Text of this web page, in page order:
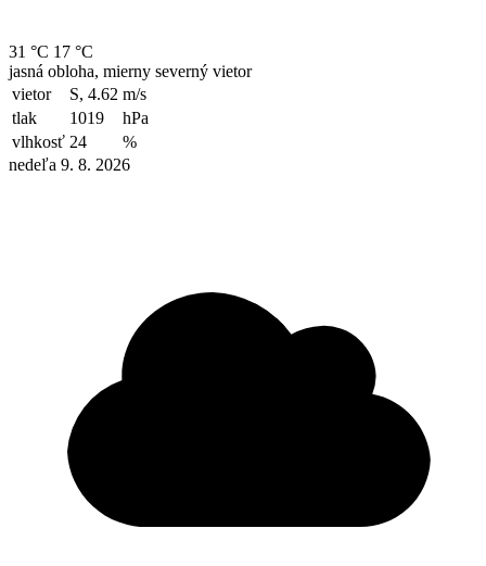
31 °C 17 °C
jasná obloha, mierny severný vietor
vietor
S, 4.62 m/s
tlak
1019
hPa
vlhkosť 24
%
nedeľa 9. 8. 2026